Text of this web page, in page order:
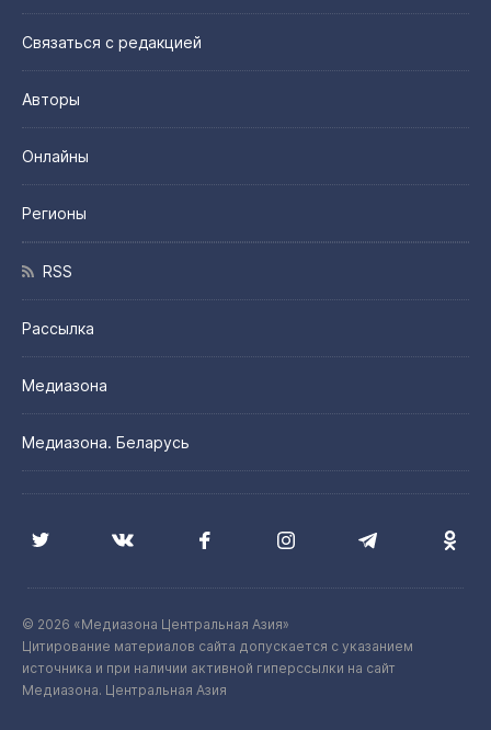
Связаться с редакцией
Авторы
Онлайны
Регионы
RSS
Рассылка
Медиазона
Медиазона. Беларусь
© 2026 «Медиазона Центральная Азия»
Цитирование материалов сайта допускается с указанием
источника и при наличии активной гиперссылки на сайт
Медиазона. Центральная Азия